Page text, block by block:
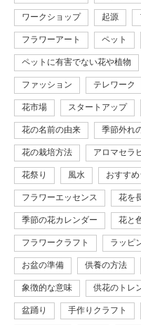
ワークショップ 起源
フラワーアート ペット
ペットに有害でない花や植物
ファッション テレワーク
花市場 スタートアップ
花の名前の由来 季節外れ
花の栽培方法 アロマセラ
花祭り 風水 おすす
フラワーエッセンス 花を
季節の花カレンダー 花と
フラワークラフト ラッピ
お盆の準備 供養の方法
象徴的な意味 供花のトレ
盆踊り 手作りクラフト